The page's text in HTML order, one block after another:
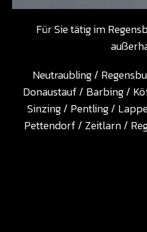
Für Sie tätig im
Neutraubling /
Donaustauf / Barbing /
Sinzing / Pentling /
Pettendorf / Zeitlarn /